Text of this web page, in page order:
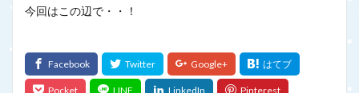
今回はこの辺で・・！